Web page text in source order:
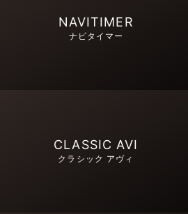
NAVITIMER
ナビタイマー
CLASSIC AVI
クラシック アヴィ